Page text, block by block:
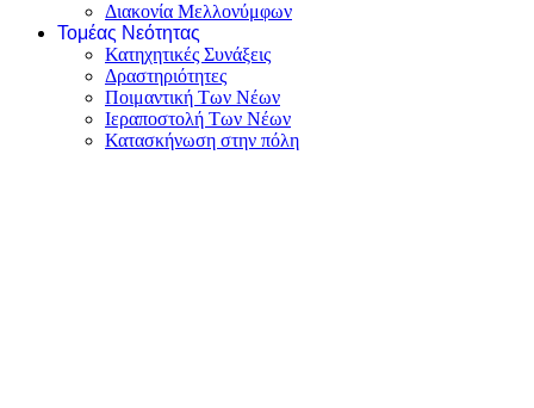
Διακονία Μελλονύμφων
Τομέας Νεότητας
Κατηχητικές Συνάξεις
Δραστηριότητες
Ποιμαντική Των Νέων
Ιεραποστολή Των Νέων
Κατασκήνωση στην πόλη